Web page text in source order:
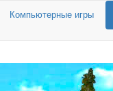
Компьютерные игры